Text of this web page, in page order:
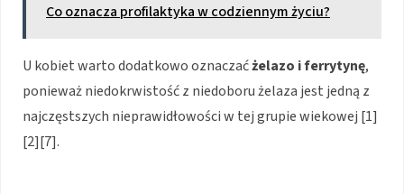
Co oznacza profilaktyka w codziennym życiu?
U kobiet warto dodatkowo oznaczaćżelazo i ferrytynę,
ponieważ niedokrwistość z niedoboru żelaza jest jedną z
najczęstszych nieprawidłowości w tej grupie wiekowej [1]
[2][7].